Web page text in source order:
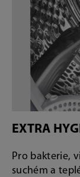
EXTRA
Pro bakterie,
suchém a